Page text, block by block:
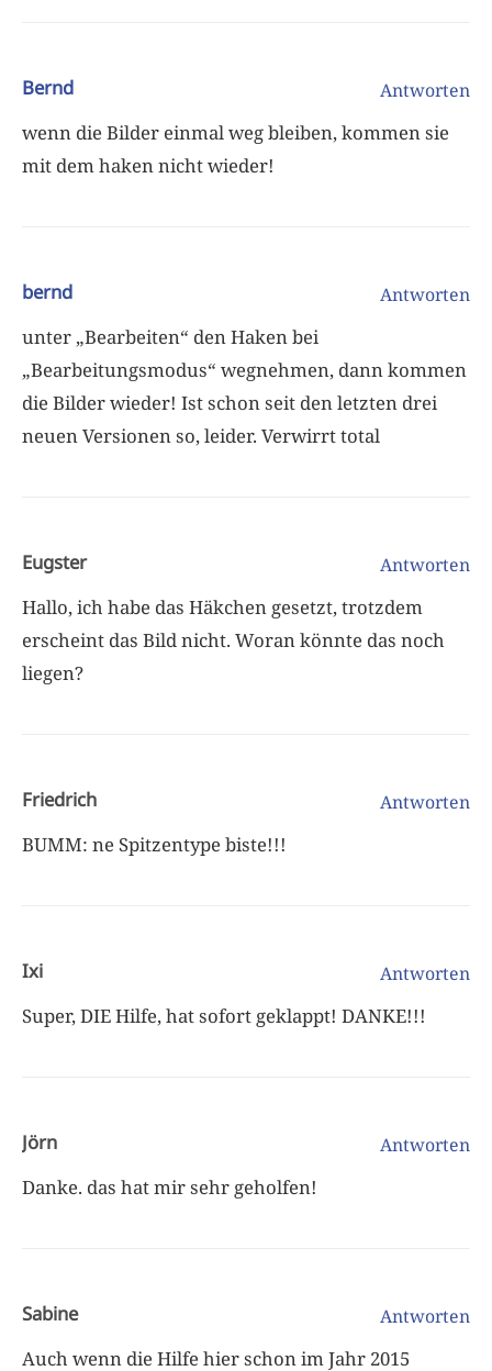
Bernd Antworten
wenn die Bilder einmal weg bleiben, kommen sie
mit dem haken nicht wieder!
bernd Antworten
unter „Bearbeiten“ den Haken bei
„Bearbeitungsmodus“ wegnehmen, dann kommen
die Bilder wieder! Ist schon seit den letzten drei
neuen Versionen so, leider. Verwirrt total
Eugster Antworten
Hallo, ich habe das Häkchen gesetzt, trotzdem
erscheint das Bild nicht. Woran könnte das noch
liegen?
Friedrich Antworten
BUMM: ne Spitzentype biste!!!
Ixi Antworten
Super, DIE Hilfe, hat sofort geklappt! DANKE!!!
Jörn Antworten
Danke. das hat mir sehr geholfen!
Sabine Antworten
Auch wenn die Hilfe hier schon im Jahr 2015